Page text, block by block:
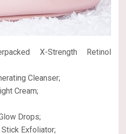
X-Strength Retinol
Cleanser;
Cream;
Drops;
Exfoliator;